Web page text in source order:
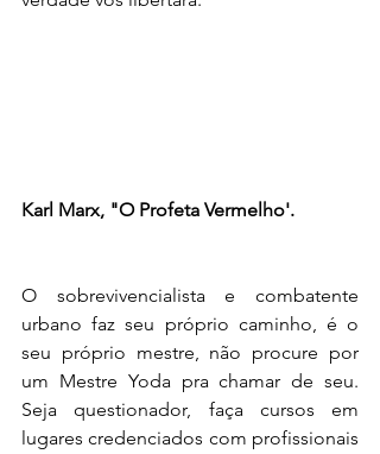
Karl Marx, "O Profeta Vermelho'.
O sobrevivencialista e combatente
urbano faz seu próprio caminho, é o
seu próprio mestre, não procure por
um Mestre Yoda pra chamar de seu.
Seja questionador, faça cursos em
lugares credenciados com profissionais